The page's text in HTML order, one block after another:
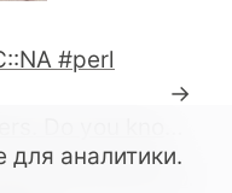
#perl
→
для аналитики.